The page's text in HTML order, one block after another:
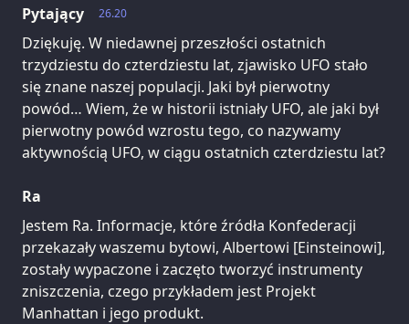
26.20
Pytający
Dziękuję. W niedawnej przeszłości ostatnich
trzydziestu do czterdziestu lat, zjawisko UFO stało
się znane naszej populacji. Jaki był pierwotny
powód… Wiem, że w historii istniały UFO, ale jaki był
pierwotny powód wzrostu tego, co nazywamy
aktywnością UFO, w ciągu ostatnich czterdziestu lat?
Ra
Jestem Ra. Informacje, które źródła Konfederacji
przekazały waszemu bytowi, Albertowi [Einsteinowi],
zostały wypaczone i zaczęto tworzyć instrumenty
zniszczenia, czego przykładem jest Projekt
Manhattan i jego produkt.